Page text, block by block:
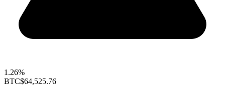
1.26%
BTC$64,525.76